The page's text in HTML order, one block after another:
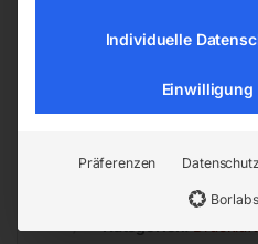
Vakuum
Rohrdurchmesser
9004853117275
Individuelle
Einwilligung
Präferenzen